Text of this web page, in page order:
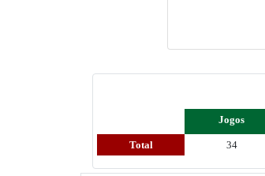
Jogos
Total 34